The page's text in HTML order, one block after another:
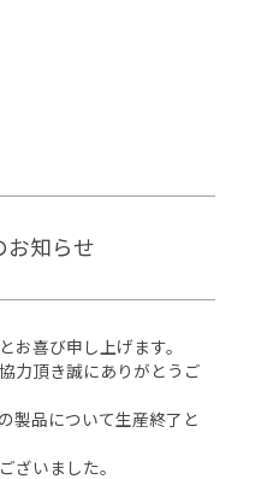
お知らせ
喜び申し上げます。
力頂き誠にありがとうご
製品について生産終了と
ざいました。